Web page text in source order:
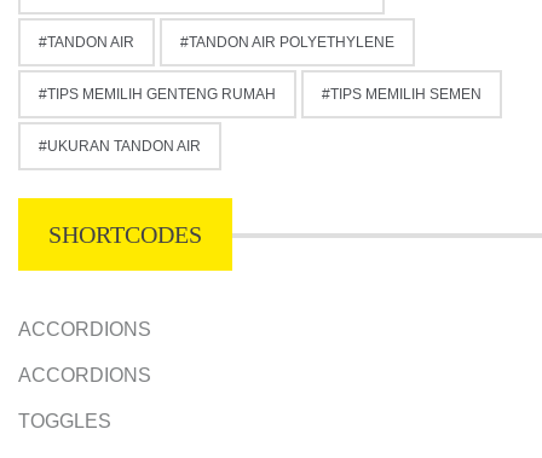
TANDON AIR TANDON AIR POLYETHYLENE
TIPS MEMILIH GENTENG RUMAH TIPS MEMILIH SEMEN
UKURAN TANDON AIR
SHORTCODES
ACCORDIONS
ACCORDIONS
TOGGLES